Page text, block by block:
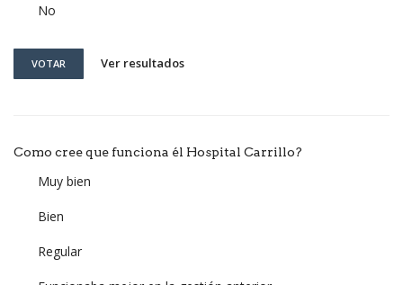
No
VOTAR Ver resultados
Como cree que funciona él Hospital Carrillo?
Muy bien
Bien
Regular